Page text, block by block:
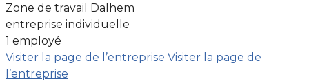
Zone de travail Dalhem
entreprise individuelle
1 employé
Visiter la page de l’entreprise Visiter la page de
l’entreprise